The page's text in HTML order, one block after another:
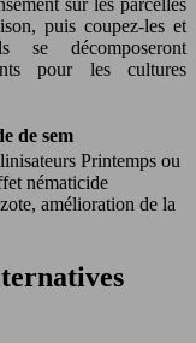
sur les parcelles
puis coupez-les et
se décomposeront
pour les cultures
de sem
Printemps ou
nématicide
amélioration de la